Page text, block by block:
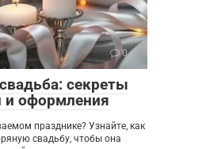
0
секреты
и оформления
празднике? Узнайте, как
свадьбу, чтобы она